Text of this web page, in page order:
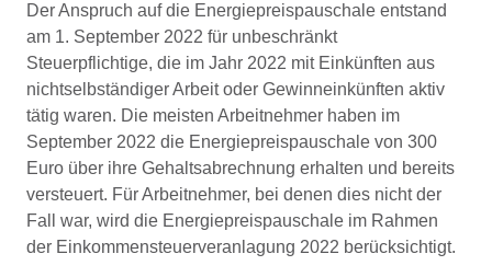
Der Anspruch auf die Energiepreispauschale entstand
am 1. September 2022 für unbeschränkt
Steuerpflichtige, die im Jahr 2022 mit Einkünften aus
nichtselbständiger Arbeit oder Gewinneinkünften aktiv
tätig waren. Die meisten Arbeitnehmer haben im
September 2022 die Energiepreispauschale von 300
Euro über ihre Gehaltsabrechnung erhalten und bereits
versteuert. Für Arbeitnehmer, bei denen dies nicht der
Fall war, wird die Energiepreispauschale im Rahmen
der Einkommensteuerveranlagung 2022 berücksichtigt.